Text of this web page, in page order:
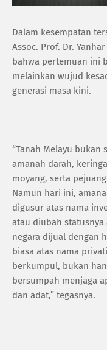
Dalam kesempatan
Assoc. Prof. Dr.
bahwa pertemuan ini
melainkan wujud
generasi masa kini.
“Tanah Melayu bukan
amanah darah,
moyang, serta
Namun hari ini,
digusur atas nama
atau diubah
negara dijual dengan
biasa atas nama
berkumpul, bukan
bersumpah menjaga
dan adat,” tegasnya.